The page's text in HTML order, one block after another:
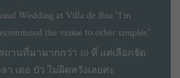
Wedding at Villa de Bua “I’m
the venue to other couples”
สถานที่มามากกว่า 10 ที่ แต่เลือกจัด
า เดอ บัว ไม่ผิดหวังเลยค่ะ